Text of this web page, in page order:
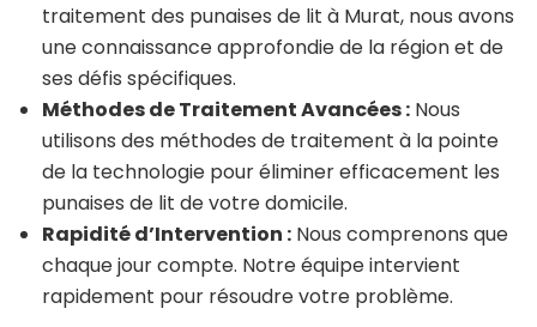
traitement des punaises de lit à Murat, nous avons
une connaissance approfondie de la région et de
ses défis spécifiques.
Méthodes de Traitement Avancées : Nous
utilisons des méthodes de traitement à la pointe
de la technologie pour éliminer efficacement les
punaises de lit de votre domicile.
Rapidité d’Intervention : Nous comprenons que
chaque jour compte. Notre équipe intervient
rapidement pour résoudre votre problème.